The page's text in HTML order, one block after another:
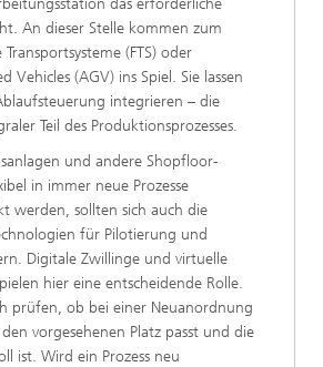
das erforderliche
An dieser Stelle kommen zum
(FTS) oder
Vehicles (AGV) ins Spiel. Sie lassen
integrieren – die
Teil des Produk­tionsprozesses.
und andere Shopfloor-
in immer neue Prozesse
werden, sollten sich auch die
für Pilotierung und
Digitale Zwillinge und virtuelle
hier eine entscheidende Rolle.
prüfen, ob bei einer Neuanordnung
vorgesehenen Platz passt und die
ist. Wird ein Prozess neu